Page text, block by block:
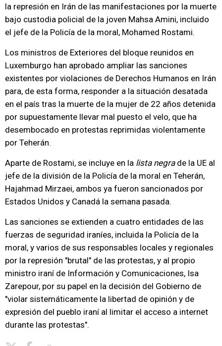
la represión en Irán de las manifestaciones por la muerte
bajo custodia policial de la joven Mahsa Amini, incluido
el jefe de la Policía de la moral, Mohamed Rostami.
Los ministros de Exteriores del bloque reunidos en
Luxemburgo han aprobado ampliar las sanciones
existentes por violaciones de Derechos Humanos en Irán
para, de esta forma, responder a la situación desatada
en el país tras la muerte de la mujer de 22 años detenida
por supuestamente llevar mal puesto el velo, que ha
desembocado en protestas reprimidas violentamente
por Teherán.
Aparte de Rostami, se incluye en la lista negrade la UE al
jefe de la división de la Policía de la moral en Teherán,
Hajahmad Mirzaei, ambos ya fueron sancionados por
Estados Unidos y Canadá la semana pasada.
Las sanciones se extienden a cuatro entidades de las
fuerzas de seguridad iraníes, incluida la Policía de la
moral, y varios de sus responsables locales y regionales
por la represión "brutal" de las protestas, y al propio
ministro iraní de Información y Comunicaciones, Isa
Zarepour, por su papel en la decisión del Gobierno de
"violar sistemáticamente la libertad de opinión y de
expresión del pueblo iraní al limitar el acceso a internet
durante las protestas".